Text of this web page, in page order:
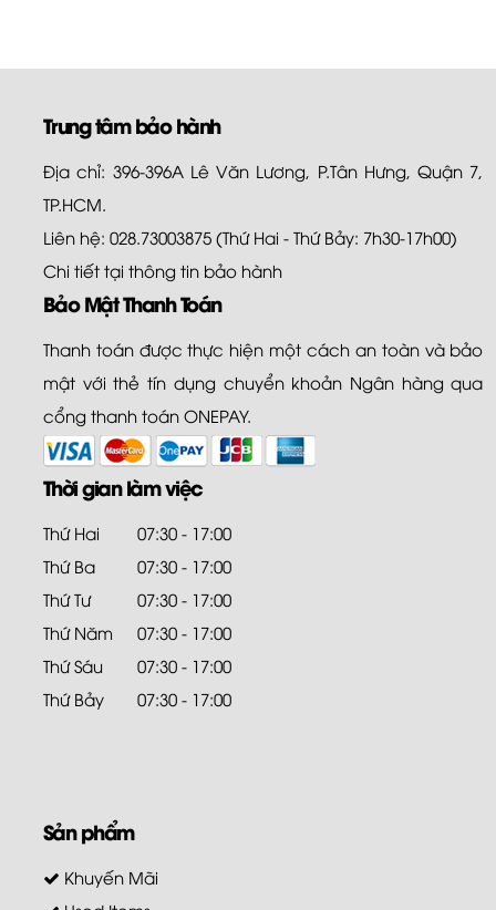
Trung tâm bảo hành
Địa chỉ: 396-396A Lê Văn Lương, P.Tân Hưng, Quận 7,
TP.HCM.
Liên hệ: 028.73003875 (Thứ Hai - Thứ Bảy: 7h30-17h00)
Chi tiết tại thông tin bảo hành
Bảo Mật Thanh Toán
Thanh toán được thực hiện một cách an toàn và bảo
mật với thẻ tín dụng chuyển khoản Ngân hàng qua
cổng thanh toán ONEPAY.
Thời gian làm việc
Thứ Hai
07:30 - 17:00
Thứ Ba
07:30 - 17:00
Thứ Tư
07:30 - 17:00
Thứ Năm
07:30 - 17:00
Thứ Sáu
07:30 - 17:00
Thứ Bảy
07:30 - 17:00
Sản phẩm
Khuyến Mãi